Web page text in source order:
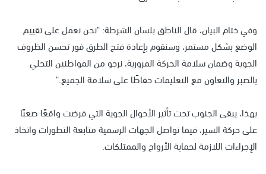
وفي ختام البيان، قال الناطق بلسان الشرطة: "نحن نعمل على تقييم
الوضع بشكل مستمر، وسنقوم بإعادة فتح الطرق فور تحسن الظروف
الجوية وضمان سلامة الحركة المرورية، نرجو من المواطنين التحلي
بالصبر والتعاون مع التعليمات حفاظًا على سلامة الجميع."
بهذا، يبقى الجنوب تحت تأثير الأحوال الجوية التي فرضت واقعًا صعبًا
على حركة السير، فيما تواصل الجهات الرسمية متابعة التطورات واتخاذ
الإجراءات اللازمة لحماية الأرواح والممتلكات.